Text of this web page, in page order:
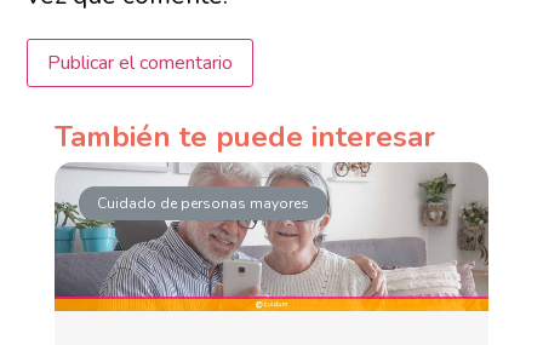
También te puede interesar
Cuidado de personas mayores